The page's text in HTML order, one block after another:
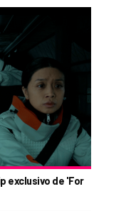
exclusivo de 'For